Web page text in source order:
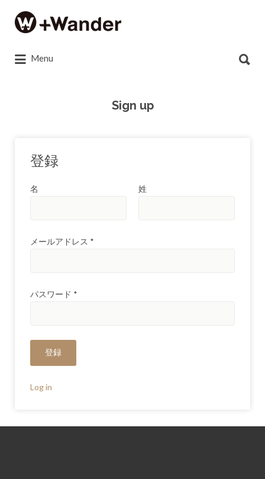
Search
for:
Menu
for:
Sign up
登録
名 姓
メールアドレス *
パスワード *
Log in